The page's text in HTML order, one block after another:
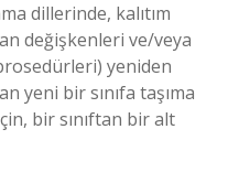
dillerinde, kalıtım
değişkenleri ve/veya
yeniden
yeni bir sınıfa taşıma
bir sınıftan bir alt